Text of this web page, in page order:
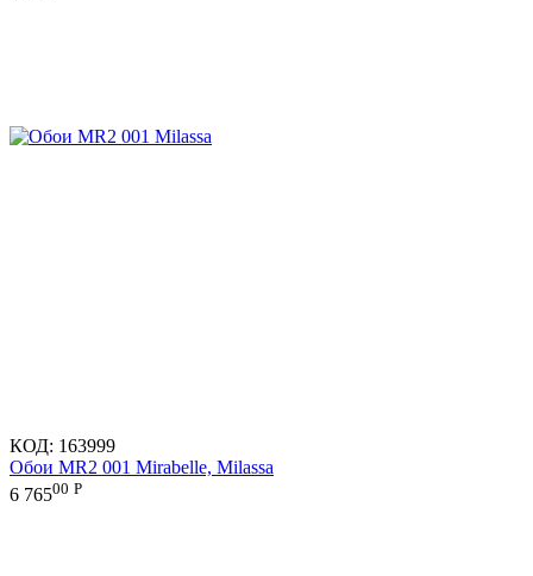
КОД: 163999
Обои MR2 001 Mirabelle, Milassa
6 76500 Р